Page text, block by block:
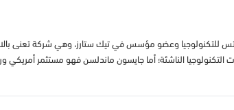
من مواليد 1965، خريج معهد ماساتشوستس للتكنولوجيا وعضو مؤسس في تيك ستارز،
الناشئة؛ أما جايسون ماندلسن فهو مستثمر أمريكي